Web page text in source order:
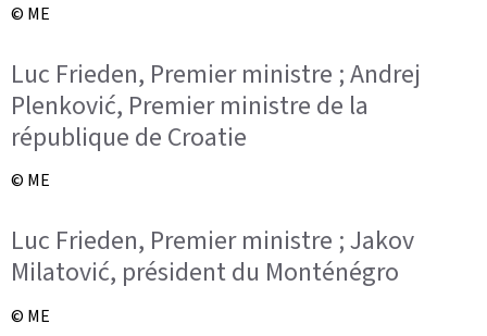
© ME
Luc Frieden, Premier ministre ; Andrej
Plenković, Premier ministre de la
république de Croatie
© ME
Luc Frieden, Premier ministre ; Jakov
Milatović, président du Monténégro
© ME